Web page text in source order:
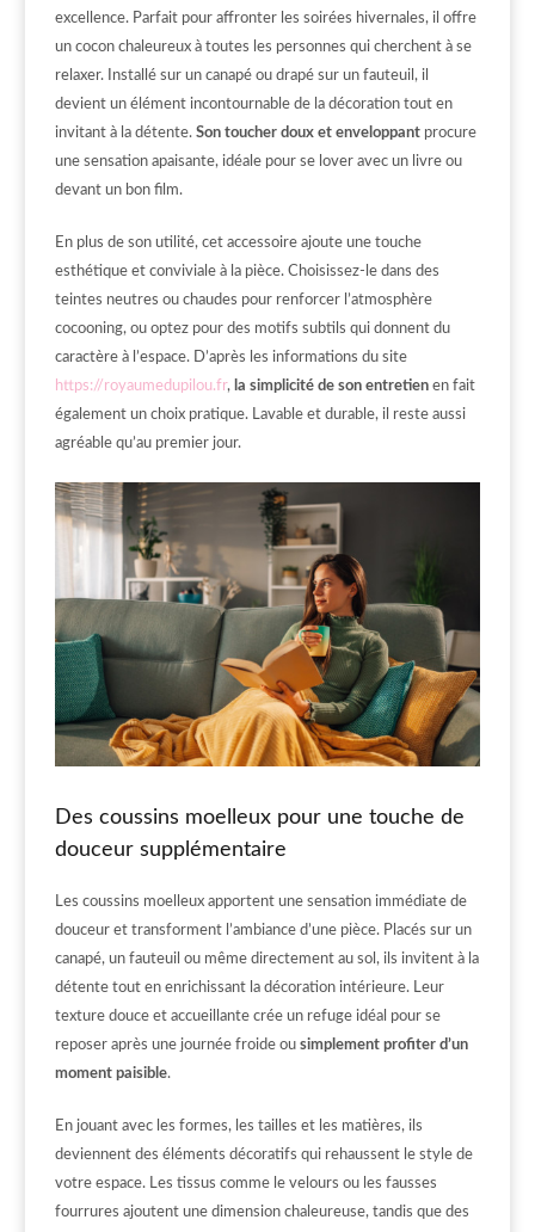
excellence. Parfait pour affronter les soirées hivernales, il offre
un cocon chaleureux à toutes les personnes qui cherchent à se
relaxer. Installé sur un canapé ou drapé sur un fauteuil, il
devient un élément incontournable de la décoration tout en
invitant à la détente. Son toucher doux et enveloppant procure
une sensation apaisante, idéale pour se lover avec un livre ou
devant un bon film.
En plus de son utilité, cet accessoire ajoute une touche
esthétique et conviviale à la pièce. Choisissez-le dans des
teintes neutres ou chaudes pour renforcer l’atmosphère
cocooning, ou optez pour des motifs subtils qui donnent du
caractère à l’espace. D’après les informations du site
https://royaumedupilou.fr, la simplicité de son entretien en fait
également un choix pratique. Lavable et durable, il reste aussi
agréable qu’au premier jour.
Des coussins moelleux pour une touche de
douceur supplémentaire
Les coussins moelleux apportent une sensation immédiate de
douceur et transforment l’ambiance d’une pièce. Placés sur un
canapé, un fauteuil ou même directement au sol, ils invitent à la
détente tout en enrichissant la décoration intérieure. Leur
texture douce et accueillante crée un refuge idéal pour se
reposer après une journée froide ou simplement profiter d’un
moment paisible.
En jouant avec les formes, les tailles et les matières, ils
deviennent des éléments décoratifs qui rehaussent le style de
votre espace. Les tissus comme le velours ou les fausses
fourrures ajoutent une dimension chaleureuse, tandis que des